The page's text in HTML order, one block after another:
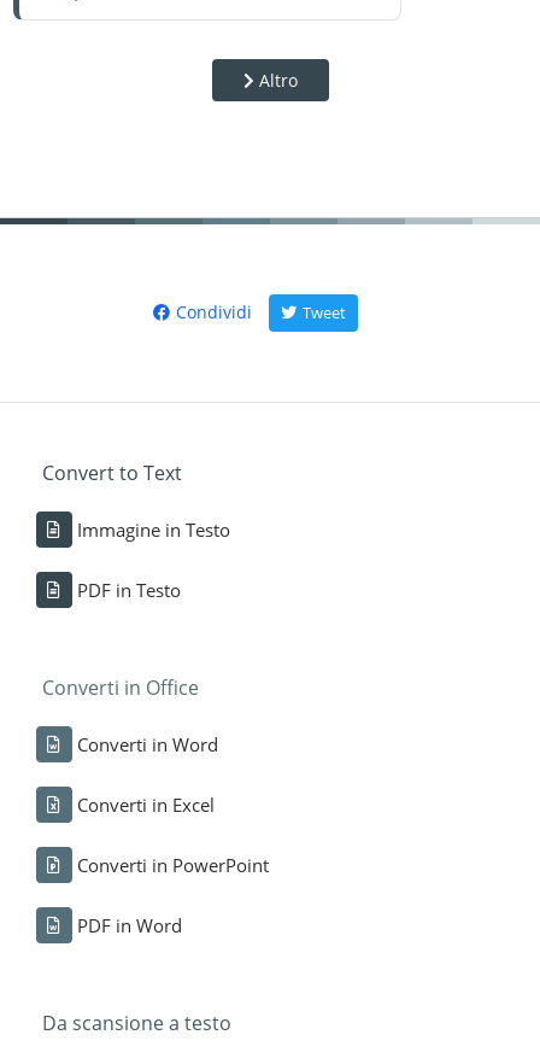
Altro
Condividi Tweet
Convert to Text
Immagine in Testo
PDF in Testo
Converti in Office
Converti in Word
Converti in Excel
Converti in PowerPoint
PDF in Word
Da scansione a testo